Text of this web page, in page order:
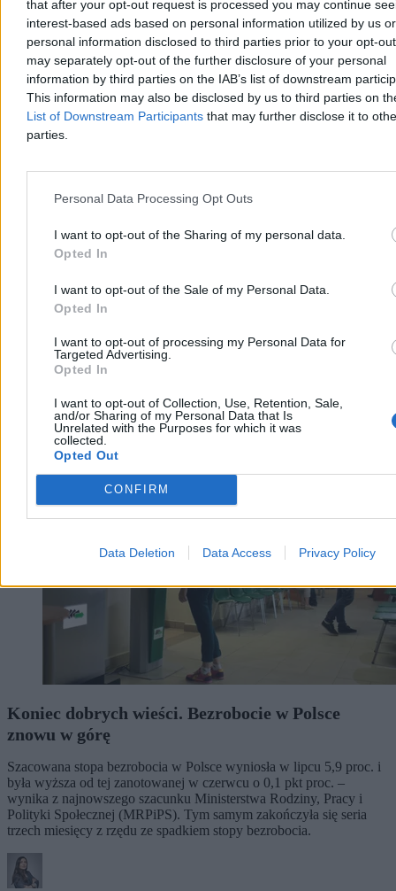
that after your opt-out request is processed you may continue
interest-based ads based on personal information utilized by us or
personal information disclosed to third parties prior to your opt-
may separately opt-out of the further disclosure of your personal
information by third parties on the IAB’s list of downstream
This information may also be disclosed by us to third parties on
List of Downstream Participants that may further disclose it to
parties.
Personal Data Processing Opt Outs
I want to opt-out of the Sharing of my personal data.
Opted In
I want to opt-out of the Sale of my Personal Data.
Opted In
I want to opt-out of processing my Personal Data for
Targeted Advertising.
Opted In
I want to opt-out of Collection, Use, Retention, Sale,
and/or Sharing of my Personal Data that Is
Unrelated with the Purposes for which it was
collected.
Opted Out
CONFIRM
Data Deletion Data Access Privacy Policy
zmianie zasad współpracy z kurierami pociągnęła za sobą
interwencję szefowej resortu pracy. Spółka zabrała głos w sprawie –
w liście otwartym stwierdza, że kontrole PIP prowadzone w firmie
odbywają się pod presją polityczną i z naruszeniem prawa, a
Pyszne.pl jest wykorzystywane jako swoisty kozioł ofiarny.
Katarzyna Dybińska
6 min
Reklama
Biznes
Koniec dobrych wieści. Bezrobocie w Polsce
znowu w górę
Szacowana stopa bezrobocia w Polsce wyniosła w lipcu 5,9 proc. i
była wyższa od tej zanotowanej w czerwcu o 0,1 pkt proc. –
wynika z najnowszego szacunku Ministerstwa Rodziny, Pracy i
Polityki Społecznej (MRPiPS). Tym samym zakończyła się seria
trzech miesięcy z rzędu ze spadkiem stopy bezrobocia.